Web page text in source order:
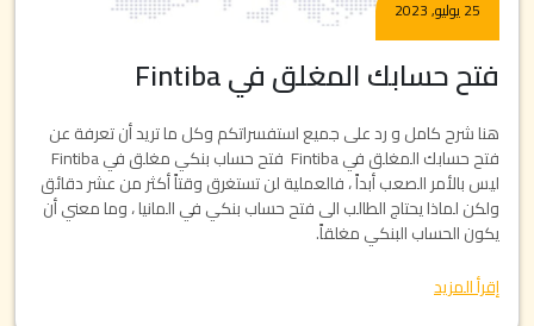
25 يوليو, 2023
فتح حسابك المغلق في Fintiba
هنا شرح كامل و رد على جميع استفسراتكم وكل ما تريد أن تعرفة عن
فتح حسابك المغلق في Fintiba فتح حساب بنكي مغلق في Fintiba
ليس بالأمر الصعب أبداً ، فالعملية لن تستغرق وقتاً أكثر من عشر دقائق
ولكن لماذا يحتاج الطالب الى فتح حساب بنكي في المانيا ، وما معني أن
يكون الحساب البنكي مغلقاً.
إقرأ المزيد